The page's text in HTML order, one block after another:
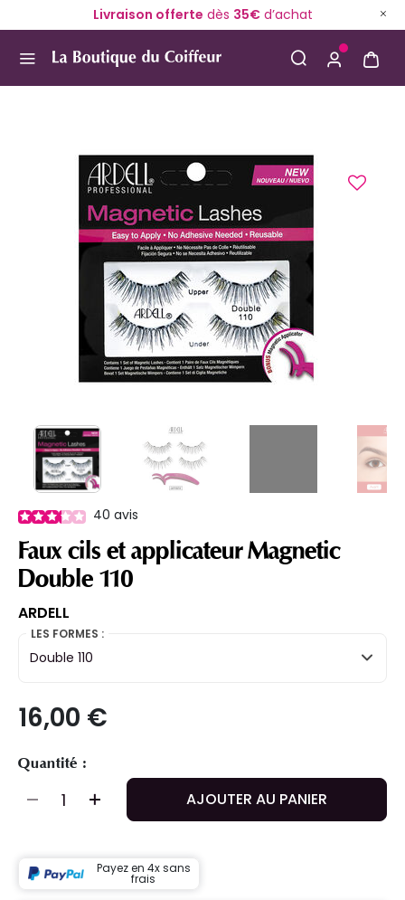
Livraison offerte dès 35€d’achat
40 avis
Faux cils et applicateur Magnetic
Double 110
ARDELL
LES FORMES :
Double 110
16,00 €
Quantité :
AJOUTER AU PANIER
Payez en 4x sans
frais